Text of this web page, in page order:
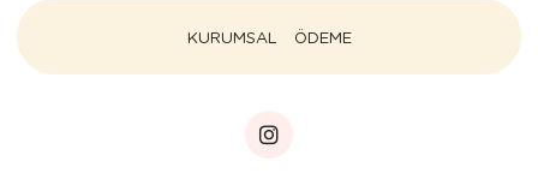
Ortopedi Ürünleri
Ortopedi Ürünleri
KURUMSAL ÖDEME